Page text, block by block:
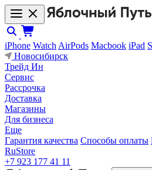
iPhone Watch AirPods Macbook iPad
Новосибирск
Трейд Ин
Сервис
Рассрочка
Доставка
Магазины
Для бизнеса
Еще
Гарантия качества Способы оплаты
RuStore
+7 923 177 41 11